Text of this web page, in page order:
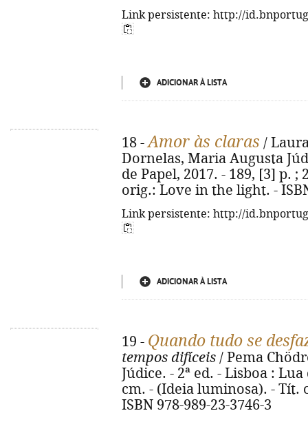
Link persistente: http://
ADICIONAR À LISTA
18 -Amor às claras /
Dornelas, Maria Augusta
de Papel, 2017. - 189, [3] p.
orig.: Love in the light. -
Link persistente: http://
ADICIONAR À LISTA
19 - Quando tudo se
tempos difíceis / Pema
Júdice. - 2ª ed. - Lisboa :
cm. - (Ideia luminosa). -
ISBN 978-989-23-3746-3